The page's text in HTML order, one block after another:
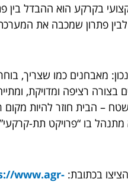
בקרקע הוא ההבדל בין
פתרון שמכבה את
מאבחנים כמו שצריך,
בצורה רציפה ומדויקת,
– הבית חוזר להיות מקום
בו “פרויקט תת-
בכתובת: www.agr-